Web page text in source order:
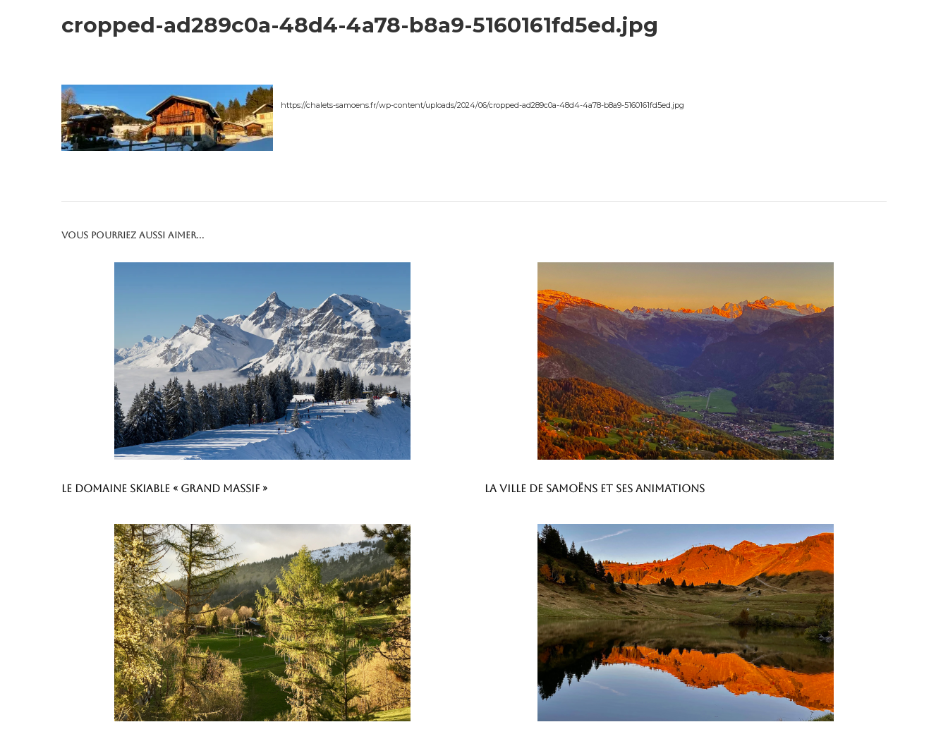
cropped-ad289c0a-48d4-4a78-b8a9-5160161fd5ed.jpg
https://chalets-samoens.fr/wp-content/uploads/2024/06/cropped-ad289c0a-48d4-4a78-b8a9-5160161fd5ed.jpg
Vous pourriez aussi aimer...
Le domaine skiable « Grand Massif » La ville de Samoëns et ses animations